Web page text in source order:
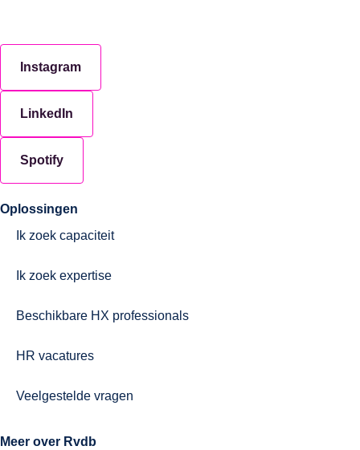
Instagram
LinkedIn
Spotify
Oplossingen
Ik zoek capaciteit
Ik zoek expertise
Beschikbare HX professionals
HR vacatures
Veelgestelde vragen
Meer over Rvdb